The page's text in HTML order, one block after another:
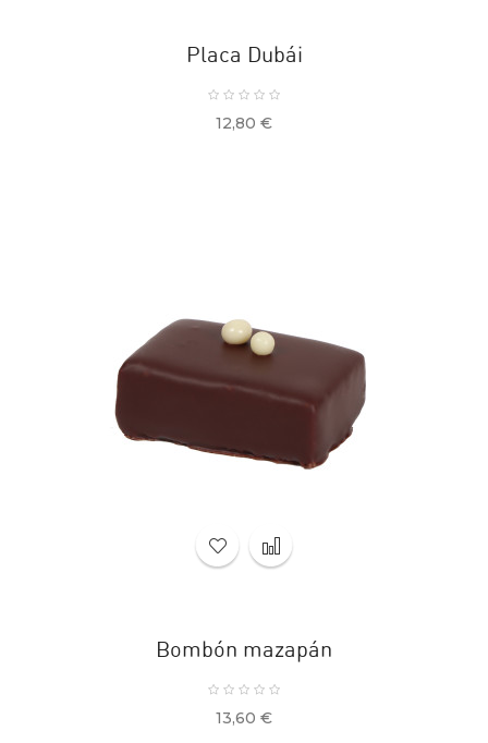
Placa Dubái
Precio
12,80 €
Bombón mazapán
Precio
13,60 €